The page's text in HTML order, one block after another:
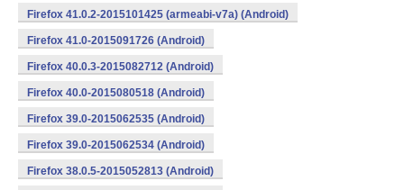
Firefox 41.0.2-2015101425 (armeabi-v7a) (Android)
Firefox 41.0-2015091726 (Android)
Firefox 40.0.3-2015082712 (Android)
Firefox 40.0-2015080518 (Android)
Firefox 39.0-2015062535 (Android)
Firefox 39.0-2015062534 (Android)
Firefox 38.0.5-2015052813 (Android)